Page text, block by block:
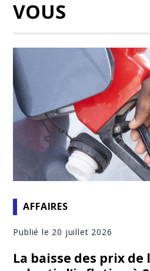
VOUS
AFFAIRES
Publié le 20 juillet 2026
La baisse des prix de